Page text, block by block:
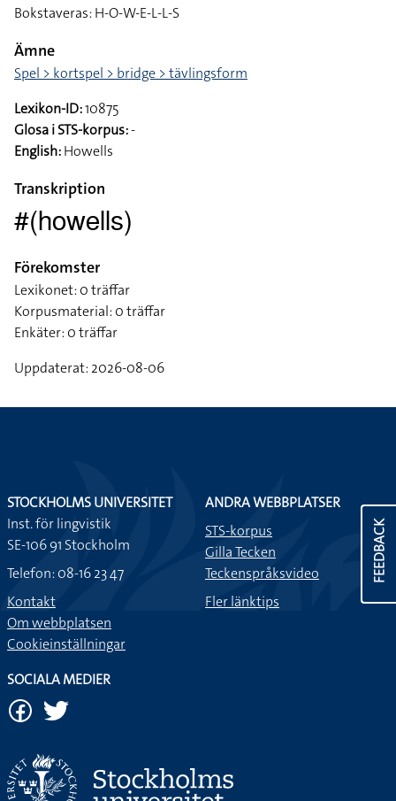
Bokstaveras: H-O-W-E-L-L-S
Ämne
Spel > kortspel > bridge > tävlingsform
Lexikon-ID:10875
Glosa i STS-korpus:-
English:Howells
Transkription
#(howells)
Förekomster
Lexikonet: 0 träffar
Korpusmaterial: 0 träffar
Enkäter: 0 träffar
Uppdaterat: 2026-08-06
FEEDBACK
STOCKHOLMS UNIVERSITET
Inst. för lingvistik
SE-106 91 Stockholm
Telefon: 08-16 23 47
Kontakt
Om webbplatsen
Cookieinställningar
ANDRA WEBBPLATSER
STS-korpus
Gilla Tecken
Teckenspråksvideo
Fler länktips
SOCIALA MEDIER